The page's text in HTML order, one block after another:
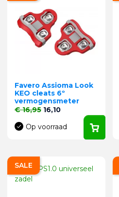
Favero Assioma Look
KEO cleats 6º
vermogensmeter
Normale prijs
€ 16,95 Prijs
16,10
Op voorraad
SALE